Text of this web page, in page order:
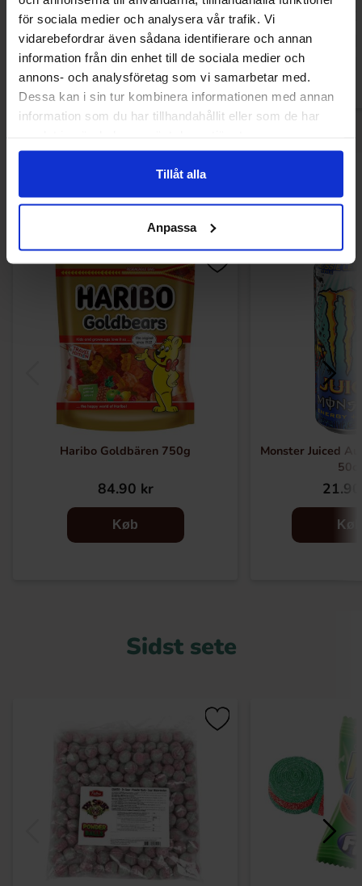
för sociala medier och analysera vår trafik. Vi
vidarebefordrar även sådana identifierare och annan
information från din enhet till de sociala medier och
annons- och analysföretag som vi samarbetar med.
Dessa kan i sin tur kombinera informationen med annan
information som du har tillhandahållit eller som de har
Tillåt alla
Anpassa
32.90 kr 12.90 kr
Køb
Andre kunne lide
Haribo Goldbären 750g
84.90 kr
Køb
Monster Juiced
50cl
Køb
Sidst sete